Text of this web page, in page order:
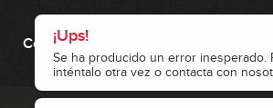
Cómo funciona